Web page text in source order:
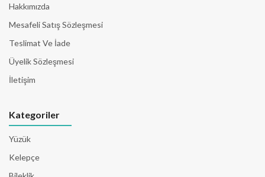
Hakkımızda
Mesafeli Satış Sözleşmesi
Teslimat Ve İade
Üyelik Sözleşmesi
İletişim
Kategoriler
Yüzük
Kelepçe